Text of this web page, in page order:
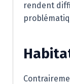
rendent